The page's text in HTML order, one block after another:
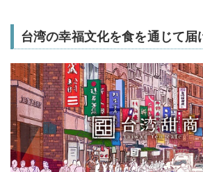
台湾の幸福文化を食を通じて届